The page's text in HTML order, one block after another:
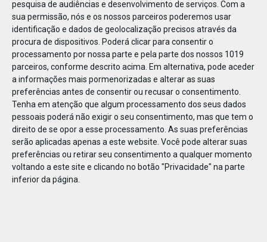
pesquisa de audiências e desenvolvimento de serviços. Com a
sua permissão, nós e os nossos parceiros poderemos usar
identificação e dados de geolocalização precisos através da
procura de dispositivos. Poderá clicar para consentir o
processamento por nossa parte e pela parte dos nossos 1019
parceiros, conforme descrito acima. Em alternativa, pode aceder
a informações mais pormenorizadas e alterar as suas
preferências antes de consentir ou recusar o consentimento.
Tenha em atenção que algum processamento dos seus dados
pessoais poderá não exigir o seu consentimento, mas que tem o
direito de se opor a esse processamento. As suas preferências
serão aplicadas apenas a este website. Você pode alterar suas
preferências ou retirar seu consentimento a qualquer momento
voltando a este site e clicando no botão "Privacidade" na parte
inferior da página.
122696796595856